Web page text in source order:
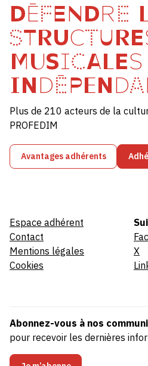
DÉFENDRE
MUSICALES
Plus de 210 acteurs de la
PROFEDIM
Avantages adhérents
Espace adhérent
Contact
Mentions légales
Cookies
X
Abonnez-vous à nos
pour recevoir les dernières